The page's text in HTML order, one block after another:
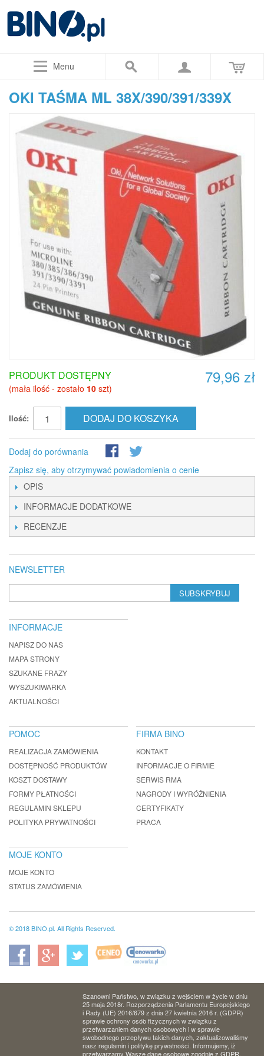
Menu
OKI TAŚMA ML 38X/390/391/339X
79,96 zł
PRODUKT DOSTĘPNY
(mała ilość - zostało 10 szt)
Ilość: DODAJ DO KOSZYKA
Dodaj do porównania
Zapisz się, aby otrzymywać powiadomienia o cenie
OPIS
INFORMACJE DODATKOWE
RECENZJE
NEWSLETTER
SUBSKRYBUJ
INFORMACJE
NAPISZ DO NAS
MAPA STRONY
SZUKANE FRAZY
WYSZUKIWARKA
AKTUALNOŚCI
POMOC
REALIZACJA ZAMÓWIENIA
DOSTĘPNOŚĆ PRODUKTÓW
KOSZT DOSTAWY
FORMY PŁATNOŚCI
REGULAMIN SKLEPU
POLITYKA PRYWATNOŚCI
FIRMA BINO
KONTAKT
INFORMACJE O FIRMIE
SERWIS RMA
NAGRODY I WYRÓŻNIENIA
CERTYFIKATY
PRACA
MOJE KONTO
MOJE KONTO
STATUS ZAMÓWIENIA
© 2018 BINO.pl. All Rights Reserved.
Szanowni Państwo, w związku z wejściem w życie w dniu
25 maja 2018r. Rozporządzenia Parlamentu Europejskiego
i Rady (UE) 2016/679 z dnia 27 kwietnia 2016 r. (GDPR)
sprawie ochrony osób fizycznych w związku z
przetwarzaniem danych osobowych i w sprawie
swobodnego przepływu takich danych, zaktualizowaliśmy
nasz regulamin i politykę prywatności. Informujemy, iż
przetwarzamy Wasze dane osobowe zgodnie z GDPR.